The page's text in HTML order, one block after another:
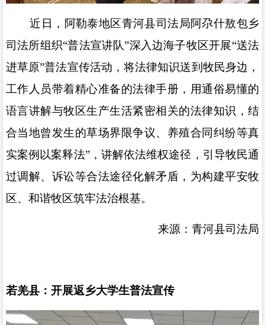
近日，阿勒泰地区青河县司法局阿尕什敖包乡
司法所组织“普法宣讲队”深入边海子牧区开展“送法
进草原”普法宣传活动，将法律知识送到牧民身边，
工作人员带着精心准备的法律手册，用通俗易懂的
语言讲解与牧区生产生活紧密相关的法律知识，结
合当地曾发生的草场界限争议、养殖合同纠纷等真
实案例以案释法”，讲解依法维权途径，引导牧民通
过调解、诉讼等合法途径化解矛盾，为构建平安牧
区、和谐牧区筑牢法治根基。
来源：青河县司法局
若羌县：开展返乡大学生普法宣传